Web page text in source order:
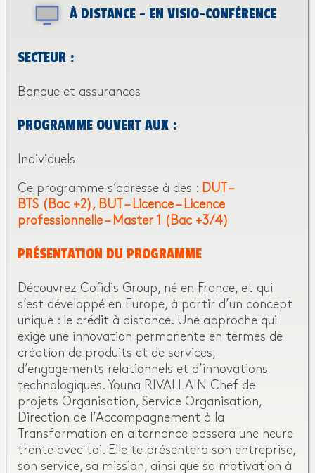
À DISTANCE - EN VISIO-CONFÉRENCE
SECTEUR :
Banque et assurances
PROGRAMME OUVERT AUX :
Individuels
Ce programme s’adresse à des : DUT –
BTS (Bac +2)
BUT – Licence – Licence
professionnelle – Master 1 (Bac +3/4)
PRÉSENTATION DU PROGRAMME
Découvrez Cofidis Group, né en France, et qui
s’est développé en Europe, à partir d’un concept
unique : le crédit à distance. Une approche qui
exige une innovation permanente en termes de
création de produits et de services,
d’engagements relationnels et d’innovations
technologiques. Youna RIVALLAIN Chef de
projets Organisation, Service Organisation,
Direction de l’Accompagnement à la
Transformation en alternance passera une heure
trente avec toi. Elle te présentera son entreprise,
son service, sa mission, ainsi que sa motivation à